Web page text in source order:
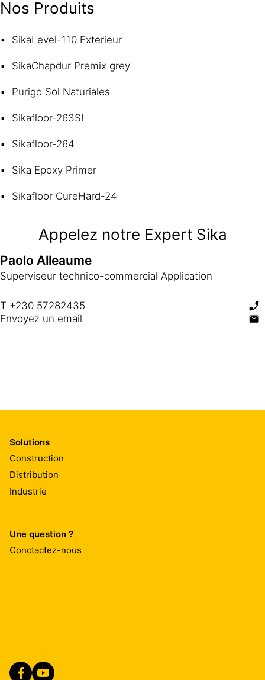
Nos Produits
SikaLevel-110 Exterieur
SikaChapdur Premix grey
Purigo Sol Naturiales
Sikafloor-263SL
Sikafloor-264
Sika Epoxy Primer
Sikafloor CureHard-24
Appelez notre Expert Sika
Paolo Alleaume
Superviseur technico-commercial Application
T +230 57282435
Envoyez un email
Solutions
Construction
Distribution
Industrie
Une question ?
Conctactez-nous